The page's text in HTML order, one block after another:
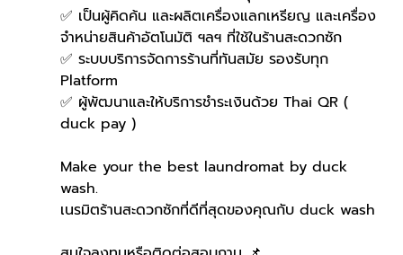
✅ เป็นผู้คิดค้น และผลิตเครื่องแลกเหรียญ และเครื่อง
จำหน่ายสินค้าอัตโนมัติ ฯลฯ ที่ใช้ในร้านสะดวกซัก
✅ ระบบบริการจัดการร้านที่ทันสมัย รองรับทุก
Platform
✅ ผู้พัฒนาและให้บริการชำระเงินด้วย Thai QR (
duck pay )
Make your the best laundromat by duck
wash.
เนรมิตร้านสะดวกซักที่ดีที่สุดของคุณกับ duck wash